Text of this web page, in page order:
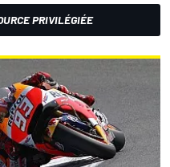
PRIVILÉGIÉE